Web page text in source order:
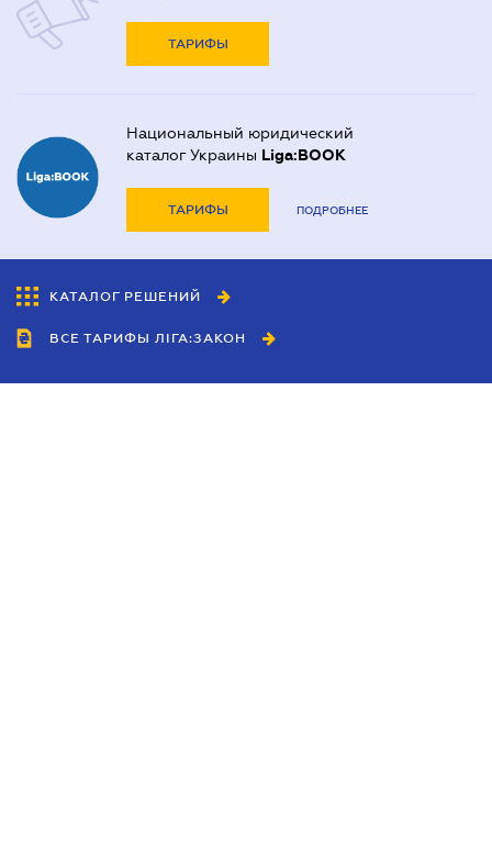
ТАРИФЫ
Национальный юридический
каталог Украины Liga:BOOK
ТАРИФЫ ПОДРОБНЕЕ
КАТАЛОГ РЕШЕНИЙ
ВСЕ ТАРИФЫ ЛІГА:ЗАКОН